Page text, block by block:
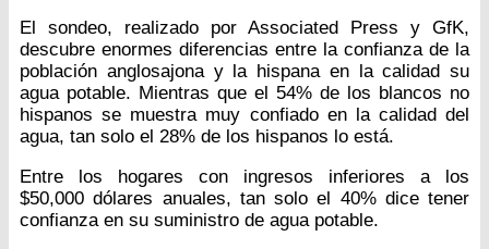
El sondeo, realizado por Associated Press y GfK,
descubre enormes diferencias entre la confianza de la
población anglosajona y la hispana en la calidad su
agua potable. Mientras que el 54% de los blancos no
hispanos se muestra muy confiado en la calidad del
agua, tan solo el 28% de los hispanos lo está.
Entre los hogares con ingresos inferiores a los
$50,000 dólares anuales, tan solo el 40% dice tener
confianza en su suministro de agua potable.